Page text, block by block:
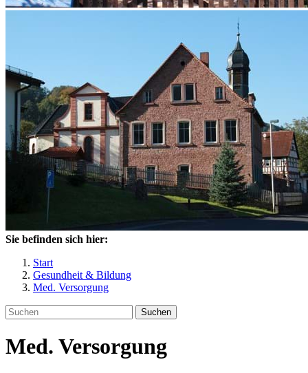
Sie befinden sich hier:
Start
Gesundheit & Bildung
Med. Versorgung
Suchen
Med. Versorgung